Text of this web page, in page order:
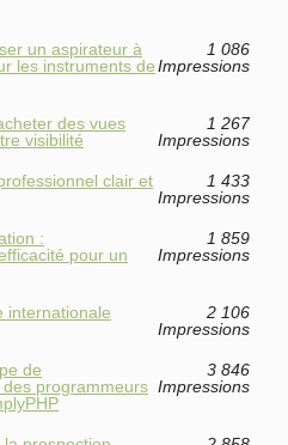
un aspirateur à
les instruments de
1 086
Impressions
des vues
visibilité
1 267
Impressions
clair et
1 433
Impressions
:
pour un
1 859
Impressions
internationale
2 106
Impressions
de
programmeurs
3 846
Impressions